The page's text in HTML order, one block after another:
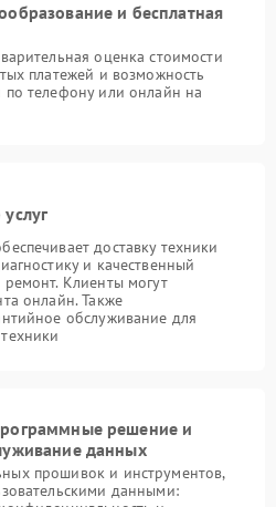
и бесплатная
оценка стоимости
платежей и возможность
по телефону или онлайн на
доставку техники
и качественный
Клиенты могут
онлайн. Также
обслуживание для
решение и
данных
прошивок и инструментов,
данными: